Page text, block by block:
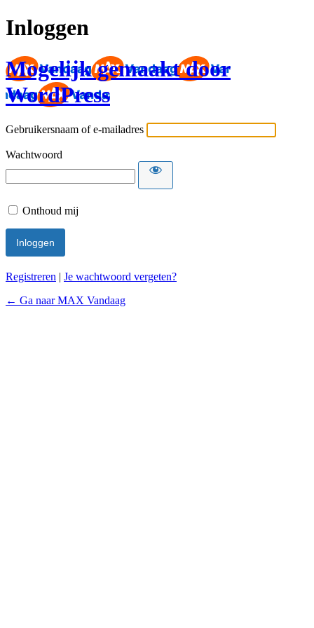
Inloggen
Mogelijk gemaakt door
WordPress
Gebruikersnaam of e-mailadres
Wachtwoord
Onthoud mij
Registreren | Je wachtwoord vergeten?
← Ga naar MAX Vandaag